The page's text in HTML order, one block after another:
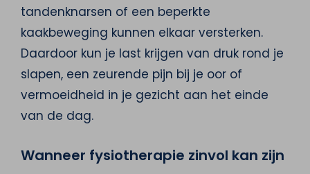
tandenknarsen of een beperkte
kaakbeweging kunnen elkaar versterken.
Daardoor kun je last krijgen van druk rond je
slapen, een zeurende pijn bij je oor of
vermoeidheid in je gezicht aan het einde
van de dag.
Wanneer fysiotherapie zinvol kan zijn